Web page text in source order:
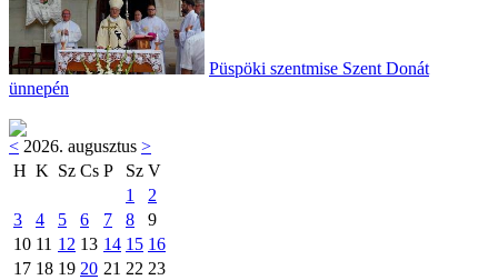
Püspöki szentmise Szent Donát
ünnepén
< 2026. augusztus >
H K Sz Cs P Sz V
1
2
3
4 5 6 7 8
9
10 11 12 13 14 15 16
17 18 19 20 21 22 23